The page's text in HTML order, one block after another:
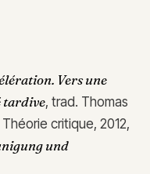
Vers une
tardive, trad. Thomas
critique, 2012,
und